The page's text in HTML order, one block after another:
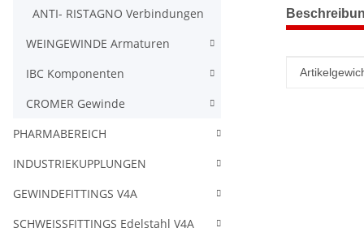
weitere
Wert
ANTI- RISTAGNO Verbindungen
WEINGEWINDE Armaturen
IBC Komponenten
CROMER Gewinde
PHARMABEREICH
INDUSTRIEKUPPLUNGEN
GEWINDEFITTINGS V4A
SCHWEISSFITTINGS Edelstahl V4A